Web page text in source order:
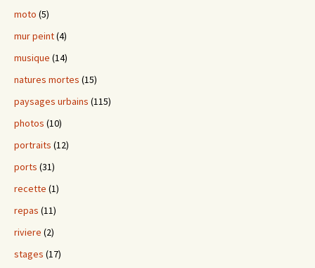
moto (5)
mur peint(4)
musique (14)
natures mortes (15)
paysages urbains (115)
photos (10)
portraits (12)
ports (31)
recette (1)
repas (11)
riviere (2)
stages (17)